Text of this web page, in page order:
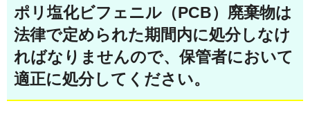
ポリ塩化ビフェニル（PCB）廃棄物は
法律で定められた期間内に処分しなけ
ればなりませんので、保管者において
適正に処分してください。